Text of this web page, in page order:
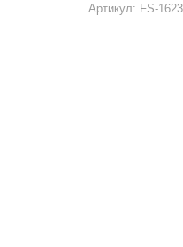
Артикул: FS-1623